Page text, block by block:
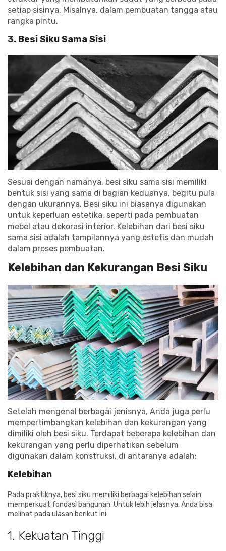
setiap sisinya. Misalnya, dalam pembuatan tangga atau
rangka pintu.
3. Besi Siku Sama Sisi
Sesuai dengan namanya, besi siku sama sisi memiliki
bentuk sisi yang sama di bagian keduanya, begitu pula
dengan ukurannya. Besi siku ini biasanya digunakan
untuk keperluan estetika, seperti pada pembuatan
mebel atau dekorasi interior. Kelebihan dari besi siku
sama sisi adalah tampilannya yang estetis dan mudah
dalam proses pembuatan.
Kelebihan dan Kekurangan Besi Siku
Setelah mengenal berbagai jenisnya, Anda juga perlu
mempertimbangkan kelebihan dan kekurangan yang
dimiliki oleh besi siku. Terdapat beberapa kelebihan dan
kekurangan yang perlu diperhatikan sebelum
digunakan dalam konstruksi, di antaranya adalah:
Kelebihan
Pada praktiknya, besi siku memiliki berbagai kelebihan selain
memperkuat fondasi bangunan. Untuk lebih jelasnya, Anda bisa
melihat pada ulasan berikut ini:
1. Kekuatan Tinggi